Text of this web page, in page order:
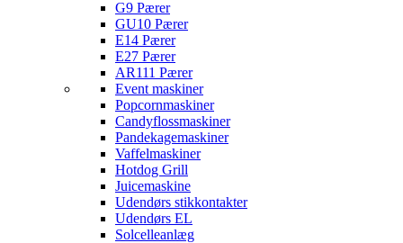
G9 Pærer
GU10 Pærer
E14 Pærer
E27 Pærer
AR111 Pærer
Event maskiner
Popcornmaskiner
Candyflossmaskiner
Pandekagemaskiner
Vaffelmaskiner
Hotdog Grill
Juicemaskine
Udendørs stikkontakter
Udendørs EL
Solcelleanlæg